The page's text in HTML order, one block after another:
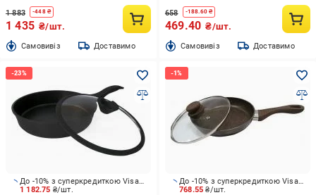
1 883 -448₴
1 435 ₴/шт.
Cамовивіз Доставимо
658 -188.60₴
469.40 ₴/шт.
Cамовивіз Доставимо
1 182.75 ₴/шт.
До -10% з суперкредиткою Visa Вигода
768.55₴/шт.
До -10% з суперкредиткою Visa Вигода